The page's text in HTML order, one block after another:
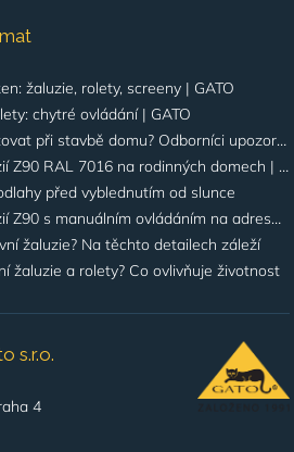
žaluzie, rolety, screeny | GATO
chytré ovládání | GATO
Do čeho se vyplatí investovat při stavbě domu? Odborníci upozorňují na stínění oken
Montáž venkovních žaluzií Z90 RAL 7016 na rodinných domech | Případová studie
před vyblednutím od slunce
Montáž venkovních žaluzií Z90 s manuálním ovládáním na adrese Štúrova, Praha 4
žaluzie? Na těchto detailech záleží
žaluzie a rolety? Co ovlivňuje životnost
s.r.o.
4